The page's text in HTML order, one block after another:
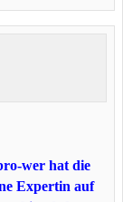
wer hat die
Expertin auf